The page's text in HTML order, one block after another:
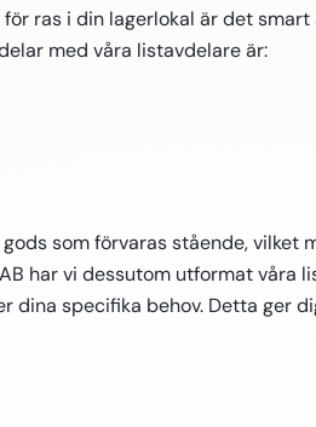
för ras i din lagerlokal är det
med våra listavdelare är:
som förvaras stående,
har vi dessutom utformat våra
dina specifika behov. Detta ger